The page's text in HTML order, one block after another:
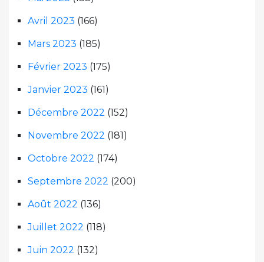
Avril 2023 (166)
Mars 2023 (185)
Février 2023 (175)
Janvier 2023 (161)
Décembre 2022 (152)
Novembre 2022 (181)
Octobre 2022 (174)
Septembre 2022 (200)
Août 2022 (136)
Juillet 2022 (118)
Juin 2022 (132)